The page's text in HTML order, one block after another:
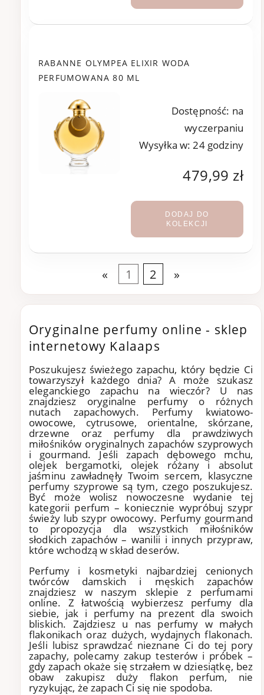
RABANNE OLYMPEA ELIXIR WODA
PERFUMOWANA 80 ML
Dostępność: na
wyczerpaniu
Wysyłka w: 24 godziny
479,99 zł
DODAJ DO
KOLEKCJI
« 1 2 »
Oryginalne perfumy online - sklep
internetowy Kalaaps
Poszukujesz świeżego zapachu, który będzie Ci
towarzyszył każdego dnia? A może szukasz
eleganckiego zapachu na wieczór? U nas
znajdziesz oryginalne perfumy o różnych
nutach zapachowych. Perfumy kwiatowo-
owocowe, cytrusowe, orientalne, skórzane,
drzewne oraz perfumy dla prawdziwych
miłośników oryginalnych zapachów szyprowych
i gourmand. Jeśli zapach dębowego mchu,
olejek bergamotki, olejek różany i absolut
jaśminu zawładnęły Twoim sercem, klasyczne
perfumy szyprowe są tym, czego poszukujesz.
Być może wolisz nowoczesne wydanie tej
kategorii perfum – koniecznie wypróbuj szypr
świeży lub szypr owocowy. Perfumy gourmand
to propozycja dla wszystkich miłośników
słodkich zapachów – wanilii i innych przypraw,
które wchodzą w skład deserów.
Perfumy i kosmetyki najbardziej cenionych
twórców damskich i męskich zapachów
znajdziesz w naszym sklepie z perfumami
online. Z łatwością wybierzesz perfumy dla
siebie, jak i perfumy na prezent dla swoich
bliskich. Zajdziesz u nas perfumy w małych
flakonikach oraz dużych, wydajnych flakonach.
Jeśli lubisz sprawdzać nieznane Ci do tej pory
zapachy, polecamy zakup testerów i próbek –
gdy zapach okaże się strzałem w dziesiątkę, bez
obaw zakupisz duży flakon perfum, nie
ryzykując, że zapach Ci się nie spodoba.